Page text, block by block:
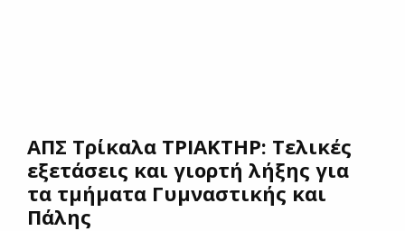
UΑΠΣ Τρίκαλα ΤΡΙΑΚΤΗΡ: Τελικές
εξετάσεις και γιορτή λήξης για
τα τμήματα Γυμναστικής και
Πάλης